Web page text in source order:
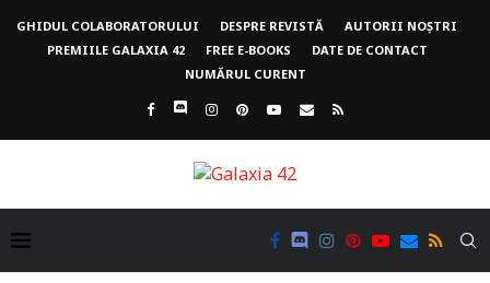
GHIDUL COLABORATORULUI DESPRE REVISTĂ
AUTORII NOȘTRI
PREMIILE GALAXIA 42
FREE E-BOOKS
DATE DE CONTACT
NUMĂRUL CURENT